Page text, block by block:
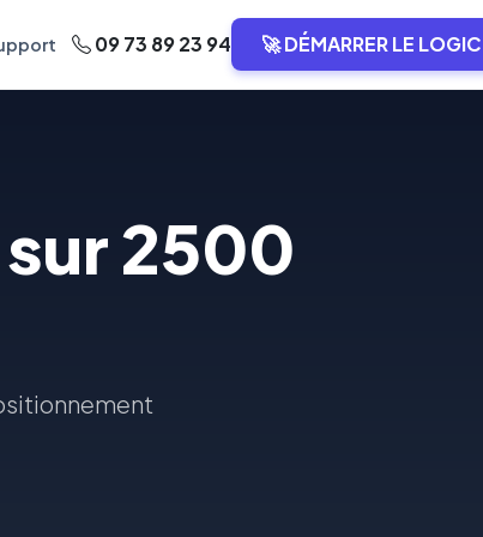
09 73 89 23 94 🚀 DÉMARRER LE
2500